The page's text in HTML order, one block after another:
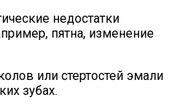
недостатки
пятна, изменение
или стертостей эмали
зубах.